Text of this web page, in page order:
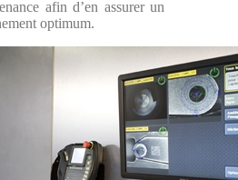
afin d’en assurer un
optimum.